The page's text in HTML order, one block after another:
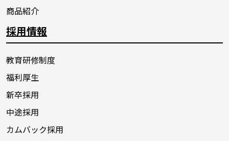
商品紹介
採用情報
教育研修制度
福利厚生
新卒採用
中途採用
カムバック採用